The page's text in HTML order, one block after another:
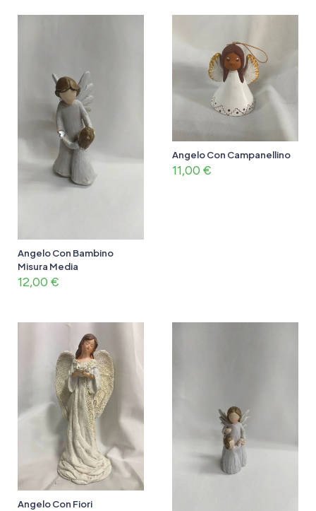
Angelo Con Bambino
Misura Media
12,00 €
Angelo Con Campanellino
11,00 €
Angelo Con Fiori